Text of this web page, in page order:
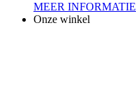
MEER INFORMATIE
Onze winkel